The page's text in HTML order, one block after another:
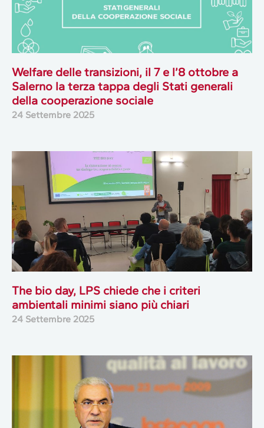
Welfare delle transizioni, il 7 e l’8 ottobre a
Salerno la terza tappa degli Stati generali
della cooperazione sociale
24 Settembre 2025
The bio day, LPS chiede che i criteri
ambientali minimi siano più chiari
24 Settembre 2025